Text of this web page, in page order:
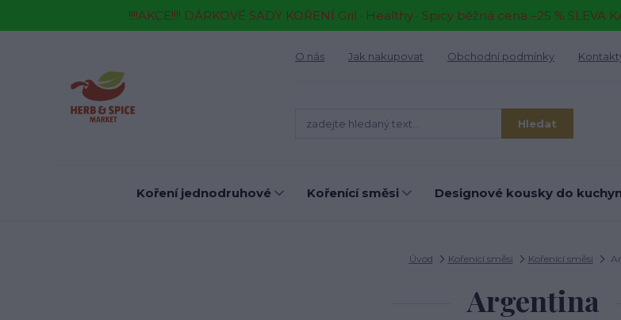
!!!!AKCE!!!! DÁRKOVÉ SADY KOŘENÍ Gril · Healthy · Spicy běžná cena –25 %
O nás Jak nakupovat Obchodní podmínky
Hledat
Koření jednodruhové Kořenící směsi Designové kousky do
Úvod Kořenící směsi Kořenící směsi
Argentina